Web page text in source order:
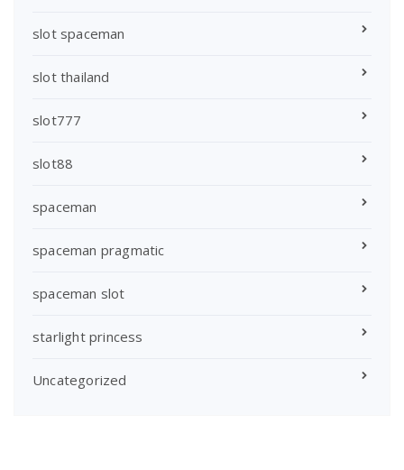
slot spaceman
slot thailand
slot777
slot88
spaceman
spaceman pragmatic
spaceman slot
starlight princess
Uncategorized